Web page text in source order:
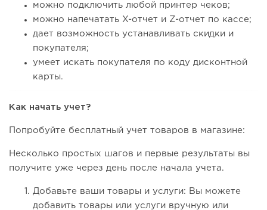
можно подключить любой принтер чеков;
можно напечатать X-отчет и Z-отчет по кассе;
дает возможность устанавливать скидки и
покупателя;
умеет искать покупателя по коду дисконтной
карты.
Как начать учет?
Попробуйте бесплатный учет товаров в магазине:
Несколько простых шагов и первые результаты вы
получите уже через день после начала учета.
Добавьте ваши товары и услуги: Вы можете
добавить товары или услуги вручную или